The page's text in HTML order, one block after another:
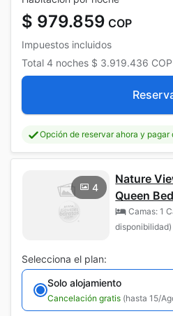
$ 979.859 COP
Impuestos incluidos
Total 4 noches $ 3.919.436 COP
Opción de reservar ahora y pagar
4
Nature
Queen
Camas: 1
disponibilidad)
Selecciona el plan:
Solo alojamiento
Cancelación gratis (hasta 15/